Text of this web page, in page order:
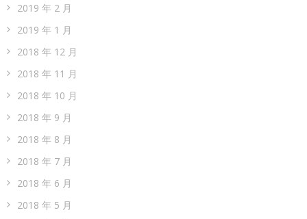
2019 年 2 月
2019 年 1 月
2018 年 12 月
2018 年 11 月
2018 年 10 月
2018 年 9 月
2018 年 8 月
2018 年 7 月
2018 年 6 月
2018 年 5 月